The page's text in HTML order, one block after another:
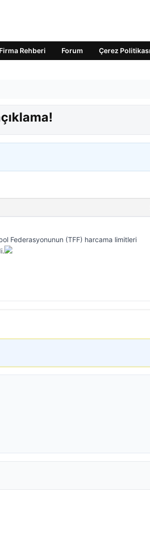
Firma Rehberi Forum Çerez Politikası
Federasyonunun (TFF) harcama limitleri